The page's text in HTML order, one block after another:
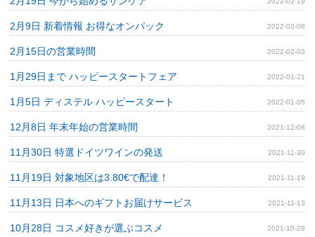
2月9日 新着情報 お得なオンパック 2022-02-08
2月15日の営業時間 2022-02-03
1月29日まで ハッピースタートフェア 2022-01-21
1月5日 ディステル ハッピースタート 2022-01-05
12月8日 年末年始の営業時間 2021-12-08
11月30日 特選ドイツワインの発送 2021-11-30
11月19日 対象地区は3.80€で配達！ 2021-11-19
11月13日 日本へのギフトお届けサービス 2021-11-13
10月28日 コスメ好きが選ぶコスメ 2021-10-28